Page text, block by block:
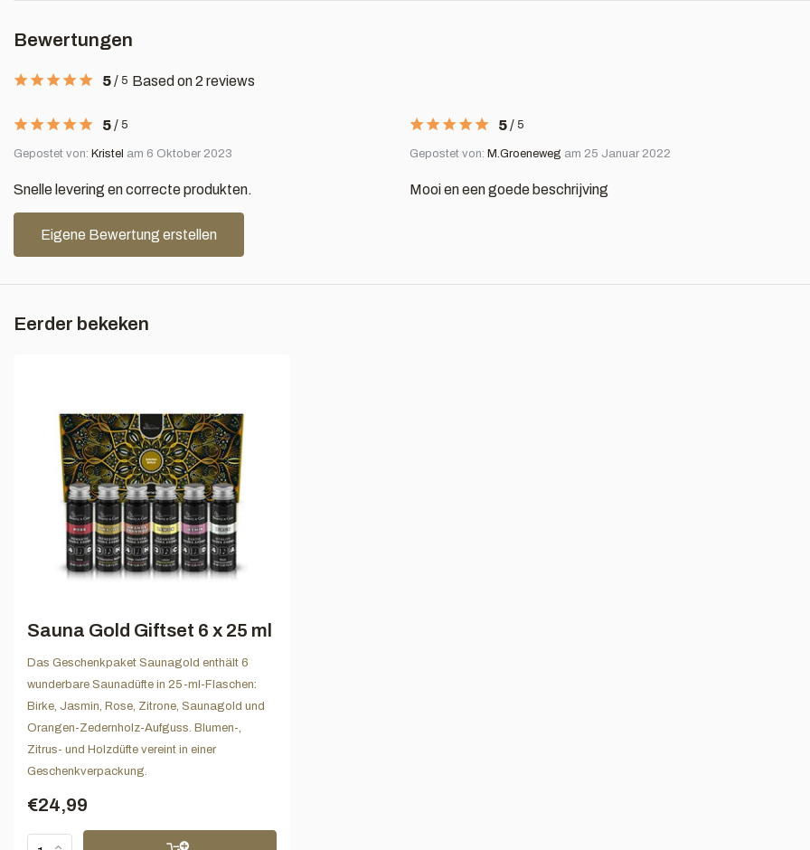
Bewertungen
5/ 5 Based on 2 reviews
5/ 5
Gepostet von: Kristel am 6 Oktober 2023
Snelle levering en correcte produkten.
5/ 5
Gepostet von: M.Groeneweg am 25 Januar 2022
Mooi en een goede beschrijving
Eigene Bewertung erstellen
Eerder bekeken
Sauna Gold Giftset 6 x 25 ml
Das Geschenkpaket Saunagold enthält 6
wunderbare Saunadüfte in 25-ml-Flaschen:
Birke, Jasmin, Rose, Zitrone, Saunagold und
Orangen-Zedernholz-Aufguss. Blumen-,
Zitrus- und Holzdüfte vereint in einer
Geschenkverpackung.
€24,99